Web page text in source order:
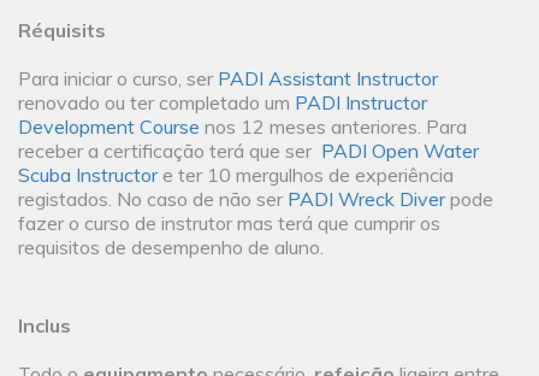
Réquisits
Para iniciar o curso, ser PADI Assistant Instructor
renovado ou ter completado um PADI Instructor
Development Course nos 12 meses anteriores. Para
receber a certificação terá que ser PADI Open Water
Scuba Instructore ter 10 mergulhos de experiência
registados. No caso de não ser PADI Wreck Diverpode
fazer o curso de instrutor mas terá que cumprir os
requisitos de desempenho de aluno.
Inclus